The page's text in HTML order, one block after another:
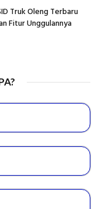
Truk Oleng Terbaru
Fitur Unggulannya